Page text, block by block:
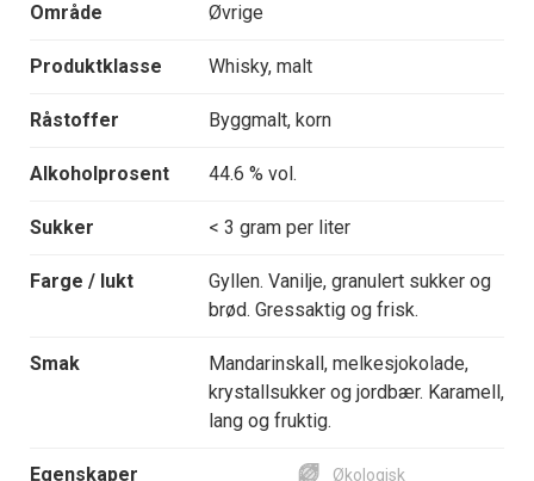
Område Øvrige
Produktklasse Whisky, malt
Råstoffer Byggmalt, korn
Alkoholprosent 44.6 % vol.
Sukker < 3 gram per liter
Farge / lukt
Gyllen. Vanilje, granulert sukker og
brød. Gressaktig og frisk.
Smak
Mandarinskall, melkesjokolade,
krystallsukker og jordbær. Karamell,
lang og fruktig.
Egenskaper Økologisk